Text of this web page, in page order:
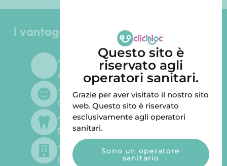
I vantaggi del Gruppo Odontoiatrico
LGD
+
Anni di esperienza
+ 500
Clienti soddisfatti
+ 300
Dentisti forniti
+ 200
Laboratori forniti
Questo sito è
riservato agli
operatori sanitari.
Grazie per aver visitato il nostro sito
web. Questo sito è riservato
esclusivamente agli operatori
sanitari.
Sono un operatore
sanitario